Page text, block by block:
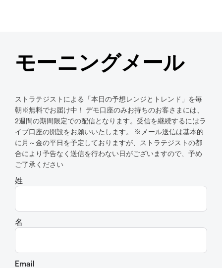
モーニングメール
ストラテジストによる「本日の予想レンジとトレンド」を毎
朝※無料でお届け中！ デモ口座のみお持ちのお客さまには、
2週間の期間限定での配信となります。受信を継続するにはラ
イブ口座の開設をお願いいたします。 ※メール送信は基本的
に月～金の平日を予定しておりますが、ストラテジストの都
合により予告なく送信を行わない日がございますので、予め
ご了承ください
姓
名
Email